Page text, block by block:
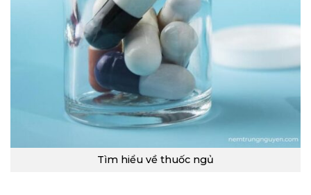
Tìm hiểu về thuốc ngủ